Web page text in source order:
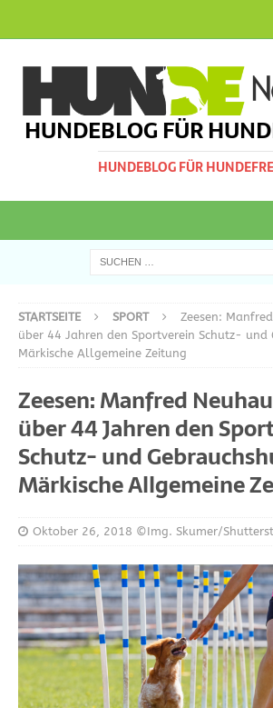
HUNDEBLOG FÜR
HUNDEBLOG FÜR
STARTSEITE SPORT
Zeesen:
über 44 Jahren den Sportverein Schutz- und
Märkische Allgemeine Zeitung
Zeesen: Manfred
über 44 Jahren den
Schutz- und
Märkische Allgemeine
Oktober 26, 2018 ©Img. Skumer/